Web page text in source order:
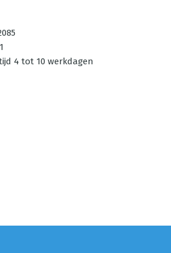
4 tot 10 werkdagen